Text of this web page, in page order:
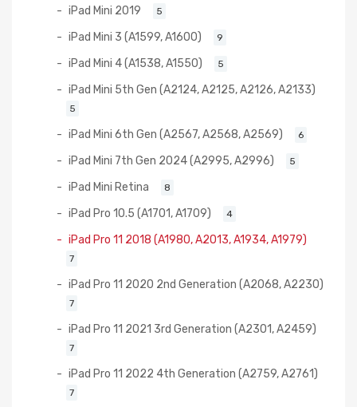
iPad Mini 2019 5
iPad Mini 3 (A1599, A1600) 9
iPad Mini 4 (A1538, A1550) 5
iPad Mini 5th Gen (A2124, A2125, A2126, A2133)
5
iPad Mini 6th Gen (A2567, A2568, A2569) 6
iPad Mini 7th Gen 2024 (A2995, A2996) 5
iPad Mini Retina 8
iPad Pro 10.5 (A1701, A1709) 4
iPad Pro 11 2018 (A1980, A2013, A1934, A1979)
7
iPad Pro 11 2020 2nd Generation (A2068, A2230)
7
iPad Pro 11 2021 3rd Generation (A2301, A2459)
7
iPad Pro 11 2022 4th Generation (A2759, A2761)
7